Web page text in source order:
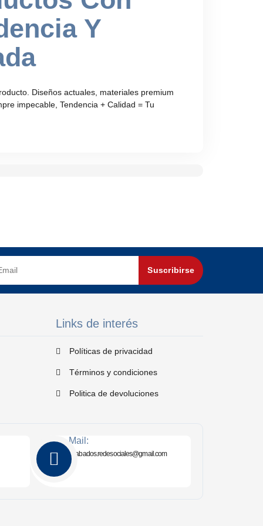
Y
Diseños actuales, materiales premium
impecable, Tendencia + Calidad = Tu
Suscribirse
Links de interés
Políticas de privacidad
Términos y condiciones
Politica de devoluciones
Mail:
akabados.redesociales@gmail.com